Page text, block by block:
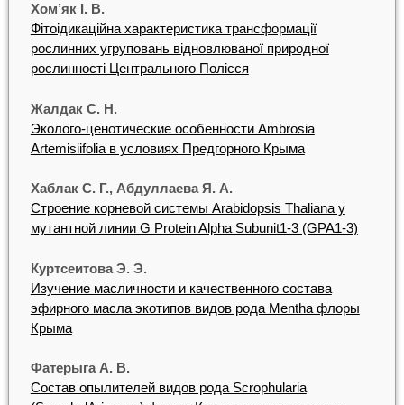
Хом’як І. В.
Фітоідикаційна характеристика трансформації
рослинних угруповань відновлюваної природної
рослинності Центрального Полісся
Жалдак С. Н.
Эколого-ценотические особенности Ambrosia
Artemisiifolia в условиях Предгорного Крыма
Хаблак С. Г., Абдуллаева Я. А.
Cтроение корневой системы Arabidopsis Thaliana у
мутантной линии G Protein Alpha Subunit1-3 (GPA1-3)
Куртсеитова Э. Э.
Изучение масличности и качественного состава
эфирного масла экотипов видов рода Mentha флоры
Крыма
Фатерыга А. В.
Состав опылителей видов рода Scrophularia